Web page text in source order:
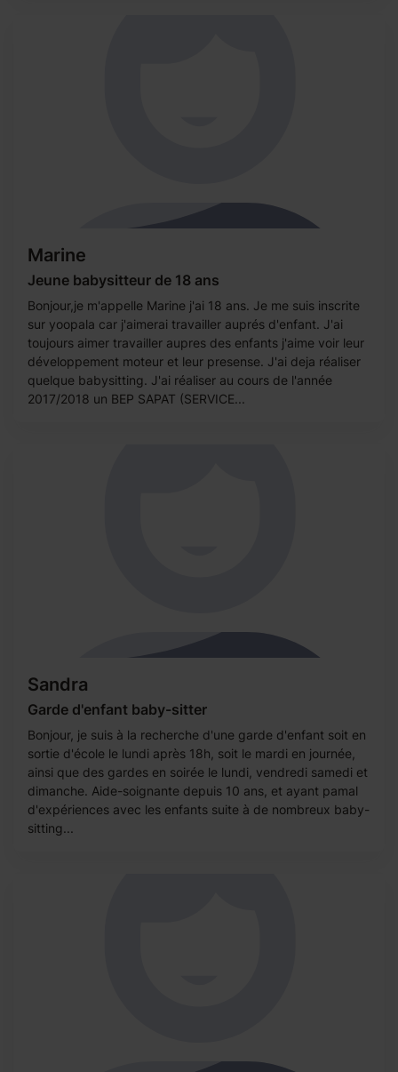
Marine
Jeune babysitteur de 18 ans
Bonjour,je m'appelle Marine j'ai 18 ans. Je me suis inscrite
sur yoopala car j'aimerai travailler auprés d'enfant. J'ai
toujours aimer travailler aupres des enfants j'aime voir leur
développement moteur et leur presense. J'ai deja réaliser
quelque babysitting. J'ai réaliser au cours de l'année
2017/2018 un BEP SAPAT (SERVICE...
Sandra
Garde d'enfant baby-sitter
Bonjour, je suis à la recherche d'une garde d'enfant soit en
sortie d'école le lundi après 18h, soit le mardi en journée,
ainsi que des gardes en soirée le lundi, vendredi samedi et
dimanche. Aide-soignante depuis 10 ans, et ayant pamal
d'expériences avec les enfants suite à de nombreux baby-
sitting...